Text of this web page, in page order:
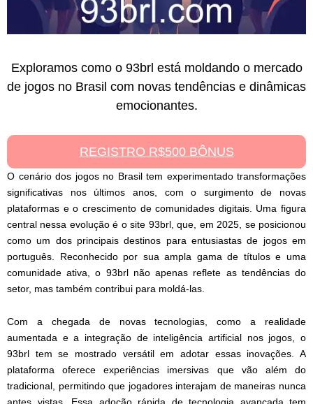
Exploramos como o 93brl está moldando o mercado
de jogos no Brasil com novas tendências e dinâmicas
emocionantes.
REGISTRO R$500 BÔNUS
O cenário dos jogos no Brasil tem experimentado transformações
significativas nos últimos anos, com o surgimento de novas
plataformas e o crescimento de comunidades digitais. Uma figura
central nessa evolução é o site 93brl, que, em 2025, se posicionou
como um dos principais destinos para entusiastas de jogos em
português. Reconhecido por sua ampla gama de títulos e uma
comunidade ativa, o 93brl não apenas reflete as tendências do
setor, mas também contribui para moldá-las.
Com a chegada de novas tecnologias, como a realidade
aumentada e a integração de inteligência artificial nos jogos, o
93brl tem se mostrado versátil em adotar essas inovações. A
plataforma oferece experiências imersivas que vão além do
tradicional, permitindo que jogadores interajam de maneiras nunca
antes vistas. Essa adoção rápida de tecnologia avançada tem